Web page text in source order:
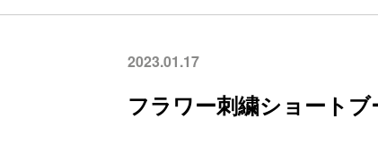
2023.01.17
フラワー刺繍ショートブ